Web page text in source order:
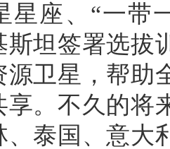
星座、“一带
斯坦签署选拔
源卫星，帮助
享。不久的将
、泰国、意大